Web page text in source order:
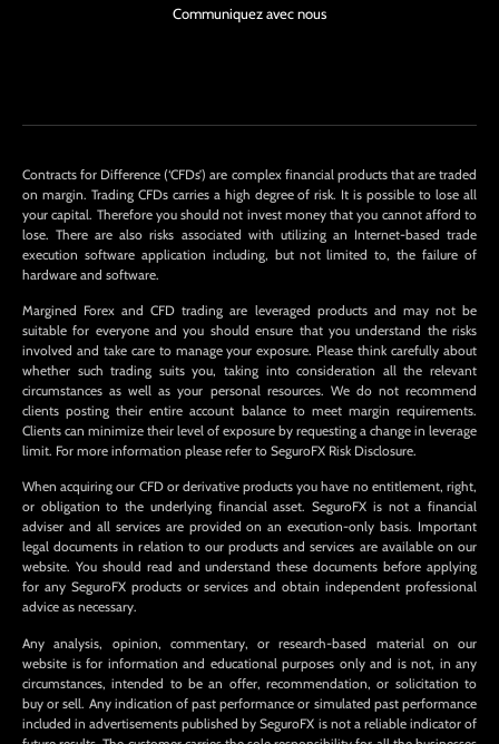
Communiquez avec nous
Contracts for Difference (‘CFDs’) are complex financial products that are traded
on margin. Trading CFDs carries a high degree of risk. It is possible to lose all
your capital. Therefore you should not invest money that you cannot afford to
lose. There are also risks associated with utilizing an Internet-based trade
execution software application including, but not limited to, the failure of
hardware and software.
Margined Forex and CFD trading are leveraged products and may not be
suitable for everyone and you should ensure that you understand the risks
involved and take care to manage your exposure. Please think carefully about
whether such trading suits you, taking into consideration all the relevant
circumstances as well as your personal resources. We do not recommend
clients posting their entire account balance to meet margin requirements.
Clients can minimize their level of exposure by requesting a change in leverage
limit. For more information please refer to SeguroFX Risk Disclosure.
When acquiring our CFD or derivative products you have no entitlement, right,
or obligation to the underlying financial asset. SeguroFX is not a financial
adviser and all services are provided on an execution-only basis. Important
legal documents in relation to our products and services are available on our
website. You should read and understand these documents before applying
for any SeguroFX products or services and obtain independent professional
advice as necessary.
Any analysis, opinion, commentary, or research-based material on our
website is for information and educational purposes only and is not, in any
circumstances, intended to be an offer, recommendation, or solicitation to
buy or sell. Any indication of past performance or simulated past performance
included in advertisements published by SeguroFX is not a reliable indicator of